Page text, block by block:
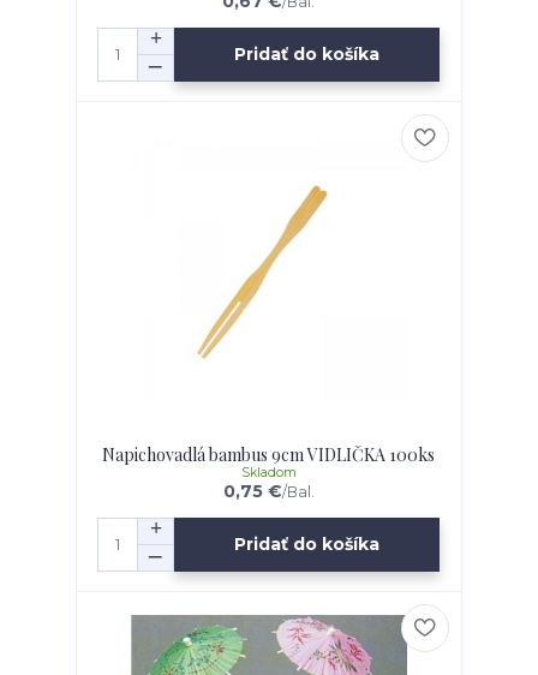
Pridať do košíka
Napichovadlá bambus 9cm VIDLIČKA 100ks
0,75 €/Bal.
Skladom
Pridať do košíka